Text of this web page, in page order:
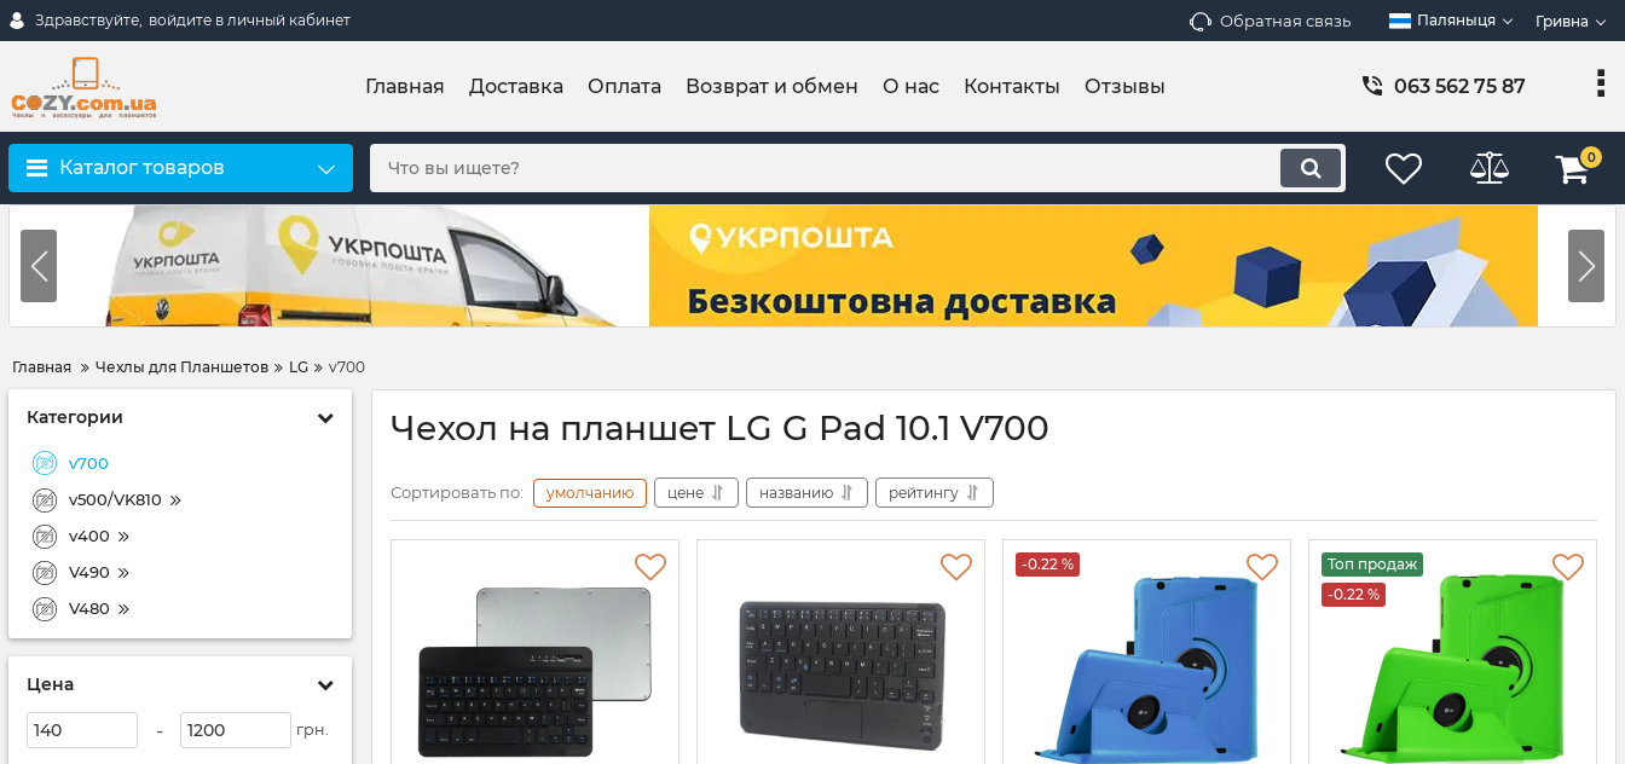
Здравствуйте, войдите в личный кабинет Обратная связь Паляныця Гривна
Главная Доставка Оплата Возврат и обмен О нас Контакты Отзывы 063 562 75 87
Каталог товаров 0
Главная Чехлы для Планшетов LG v700
Категории
v700
v500/VK810
v400
V490
V480
Цена
- грн.
Чехол на планшет LG G Pad 10.1 V700
Сортировать по: умолчанию цене названию рейтингу
-0.22 %
Топ продаж
-0.22 %